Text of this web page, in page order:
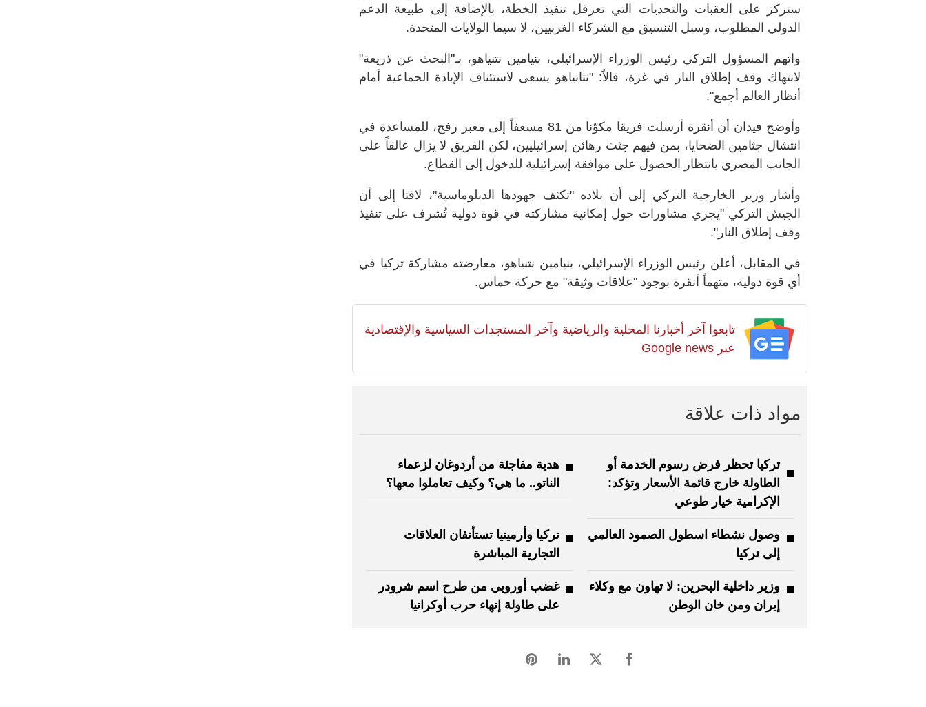
ستركز على العقبات والتحديات التي تعرقل تنفيذ الخطة، بالإضافة إلى طبيعة الدعم
الدولي المطلوب، وسبل التنسيق مع الشركاء الغربيين، لا سيما الولايات المتحدة.
واتهم المسؤول التركي رئيس الوزراء الإسرائيلي، بنيامين نتنياهو، بـ"البحث عن ذريعة"
لانتهاك وقف إطلاق النار في غزة، قالاً: "نتانياهو يسعى لاستئناف الإبادة الجماعية أمام
أنظار العالم أجمع".
وأوضح فيدان أن أنقرة أرسلت فريقا مكوّنا من 81 مسعفاً إلى معبر رفح، للمساعدة في
انتشال جثامين الضحايا، بمن فيهم جثث رهائن إسرائيليين، لكن الفريق لا يزال عالقاً على
الجانب المصري بانتظار الحصول على موافقة إسرائيلية للدخول إلى القطاع.
وأشار وزير الخارجية التركي إلى أن بلاده "تكثف جهودها الدبلوماسية"، لافتا إلى أن
الجيش التركي "يجري مشاورات حول إمكانية مشاركته في قوة دولية تُشرف على تنفيذ
وقف إطلاق النار".
في المقابل، أعلن رئيس الوزراء الإسرائيلي، بنيامين نتنياهو، معارضته مشاركة تركيا في
أي قوة دولية، متهماً أنقرة بوجود "علاقات وثيقة" مع حركة حماس.
تابعوا آخر أخبارنا المحلية والرياضية وآخر المستجدات السياسية والإقتصادية
عبر Google news
مواد ذات علاقة
تركيا تحظر فرض رسوم الخدمة أو
الطاولة خارج قائمة الأسعار وتؤكد:
الإكرامية خيار طوعي
هدية مفاجئة من أردوغان لزعماء
الناتو.. ما هي؟ وكيف تعاملوا معها؟
وصول نشطاء اسطول الصمود العالمي
إلى تركيا
تركيا وأرمينيا تستأنفان العلاقات
التجارية المباشرة
وزير داخلية البحرين: لا تهاون مع وكلاء
إيران ومن خان الوطن
غضب أوروبي من طرح اسم شرودر
على طاولة إنهاء حرب أوكرانيا